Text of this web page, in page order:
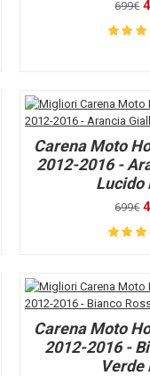
699€
Carena Moto
2012-2016 -
Lucido
699€
Carena Moto
2012-2016 -
Verde